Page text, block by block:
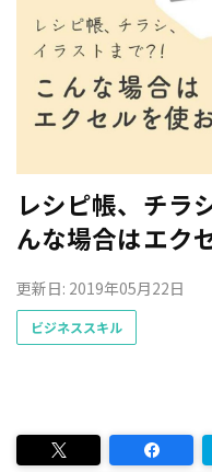
レシピ帳、チ
んな場合はエク
更新日: 2019年05月22日
ビジネススキル